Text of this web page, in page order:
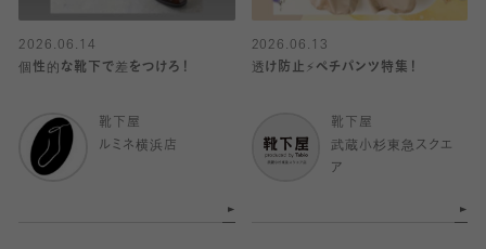
2026.06.14
個性的な靴下で差をつけろ！
靴下屋
ルミネ横浜店
2026.06.13
透け防止⚡️ペチパンツ特集！
靴下屋
武蔵小杉東急スクエ
ア